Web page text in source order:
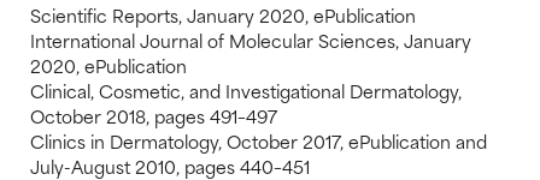
Scientific Reports, January 2020, ePublication
International Journal of Molecular Sciences, January
2020, ePublication
Clinical, Cosmetic, and Investigational Dermatology,
October 2018, pages 491–497
Clinics in Dermatology, October 2017, ePublication and
July-August 2010, pages 440–451